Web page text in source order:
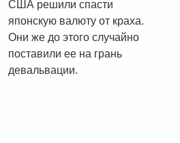
США решили спасти
японскую валюту от краха.
Они же до этого случайно
поставили ее на грань
девальвации.